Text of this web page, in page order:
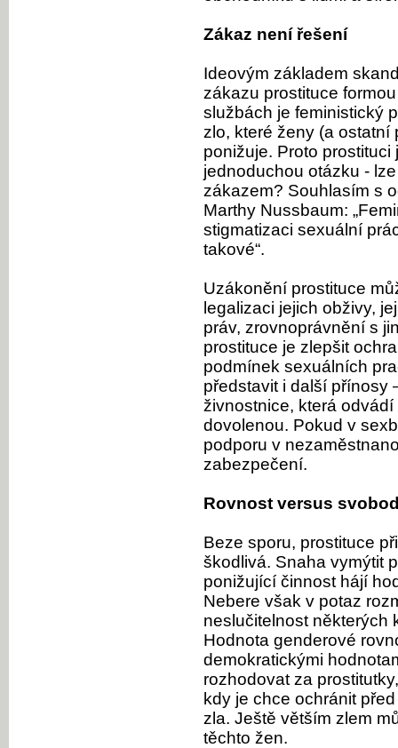
Zákaz není řešení
Ideovým základem
zákazu prostituce
službách je feministický
zlo, které ženy (a ostatní
ponižuje. Proto
jednoduchou otázku -
zákazem? Souhlasím s
Marthy Nussbaum:
stigmatizaci sexuální
takové“.
Uzákonění prostituce
legalizaci jejich obživy,
práv, zrovnoprávnění s
prostituce je zlepšit
podmínek sexuálních
představit i další přínosy
živnostnice, která
dovolenou. Pokud v
podporu v
zabezpečení.
Rovnost versus
Beze sporu, prostituce
škodlivá. Snaha vymýtit
ponižující činnost hájí
Nebere však v potaz
neslučitelnost některých
Hodnota genderové
demokratickými
rozhodovat za
kdy je chce ochránit
zla. Ještě větším zlem
těchto žen.